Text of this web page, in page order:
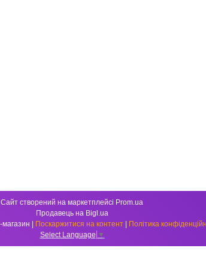
Сайт створений на маркетплейсі Prom.ua
Продавець на Bigl.ua
Інструментик інтернет-магазин | Поскаржитися на контент | Політика
Select Language ▼